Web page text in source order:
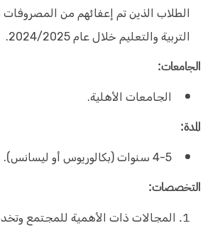
الطلاب الذين تم إعفائهم من
التربية والتعليم خلال عام 2024/2025.
الجامعات:
الجامعات الأهلية.
المدة:
4-5 سنوات (بكالوريوس أو ليسانس).
التخصصات:
المجالات ذات الأهمية للمجتمع